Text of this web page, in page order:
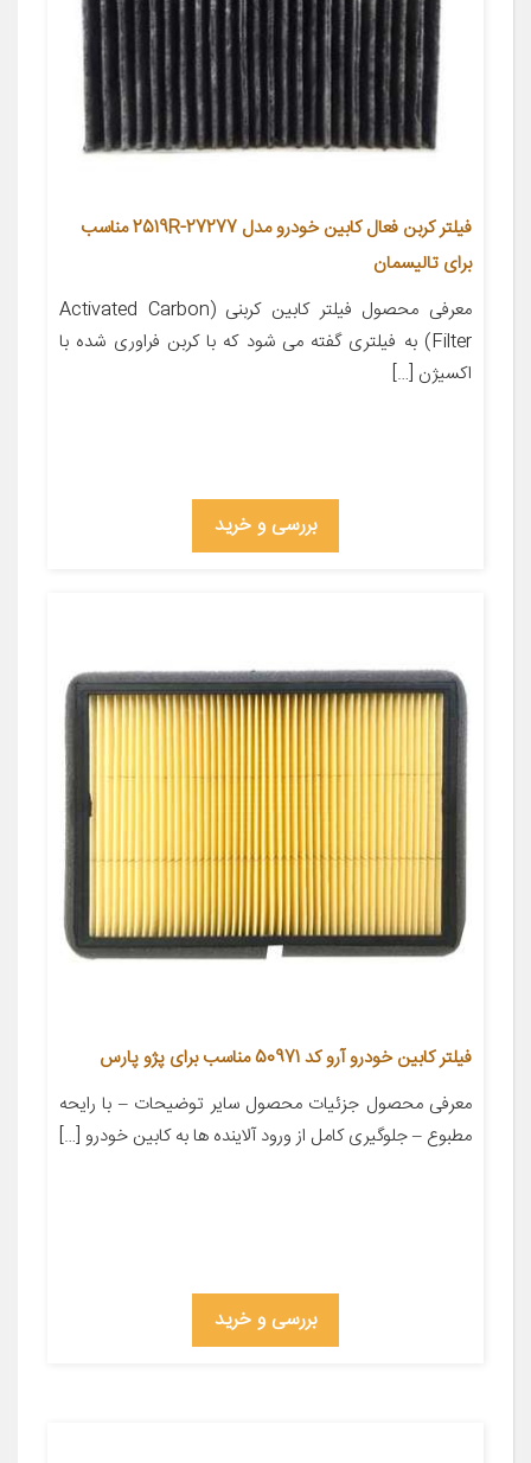
فیلتر کربن فعال کابین خودرو مدل 27277-2519R مناسب
برای تالیسمان
معرفی محصول فیلتر کابین کربنی (Activated Carbon
Filter) به فیلتری گفته می شود که با کربن فراوری شده با
اکسیژن […]
بررسی و خرید
فیلتر کابین خودرو آرو کد 50971 مناسب برای پژو پارس
معرفی محصول جزئیات محصول سایر توضیحات – با رایحه
مطبوع – جلوگیری کامل از ورود آلاینده ها به کابین خودرو […]
بررسی و خرید